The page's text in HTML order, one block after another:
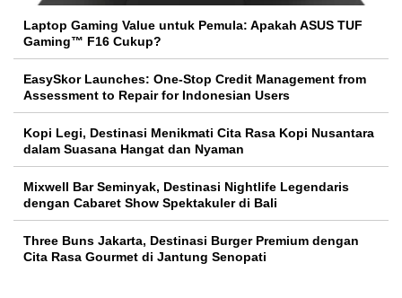
Laptop Gaming Value untuk Pemula: Apakah ASUS TUF
Gaming™ F16 Cukup?
EasySkor Launches: One-Stop Credit Management from
Assessment to Repair for Indonesian Users
Kopi Legi, Destinasi Menikmati Cita Rasa Kopi Nusantara
dalam Suasana Hangat dan Nyaman
Mixwell Bar Seminyak, Destinasi Nightlife Legendaris
dengan Cabaret Show Spektakuler di Bali
Three Buns Jakarta, Destinasi Burger Premium dengan
Cita Rasa Gourmet di Jantung Senopati